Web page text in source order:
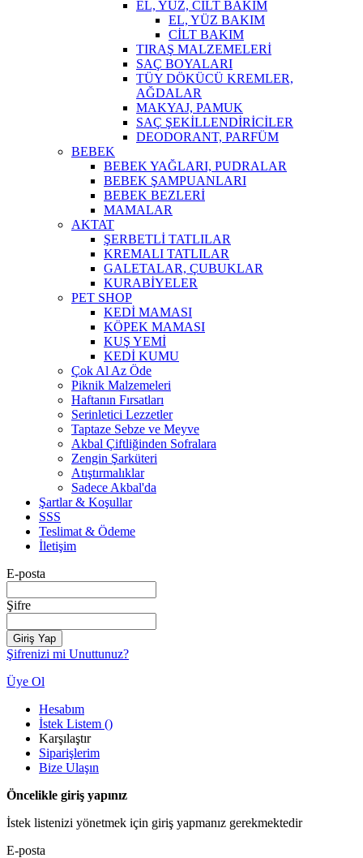
EL, YÜZ, CİLT BAKIM
EL, YÜZ BAKIM
CİLT BAKIM
TIRAŞ MALZEMELERİ
SAÇ BOYALARI
TÜY DÖKÜCÜ KREMLER,
AĞDALAR
MAKYAJ, PAMUK
SAÇ ŞEKİLLENDİRİCİLER
DEODORANT, PARFÜM
BEBEK
BEBEK YAĞLARI, PUDRALAR
BEBEK ŞAMPUANLARI
BEBEK BEZLERİ
MAMALAR
AKTAT
ŞERBETLİ TATLILAR
KREMALI TATLILAR
GALETALAR, ÇUBUKLAR
KURABİYELER
PET SHOP
KEDİ MAMASI
KÖPEK MAMASI
KUŞ YEMİ
KEDİ KUMU
Çok Al Az Öde
Piknik Malzemeleri
Haftanın Fırsatları
Serinletici Lezzetler
Taptaze Sebze ve Meyve
Akbal Çiftliğinden Sofralara
Zengin Şarküteri
Atıştırmalıklar
Sadece Akbal'da
Şartlar & Koşullar
SSS
Teslimat & Ödeme
İletişim
E-posta
Şifre
Giriş Yap
Şifrenizi mi Unuttunuz?
Üye Ol
Hesabım
İstek Listem ()
Karşılaştır
Siparişlerim
Bize Ulaşın
Öncelikle giriş yapınız
İstek listenizi yönetmek için giriş yapmanız gerekmektedir
E-posta